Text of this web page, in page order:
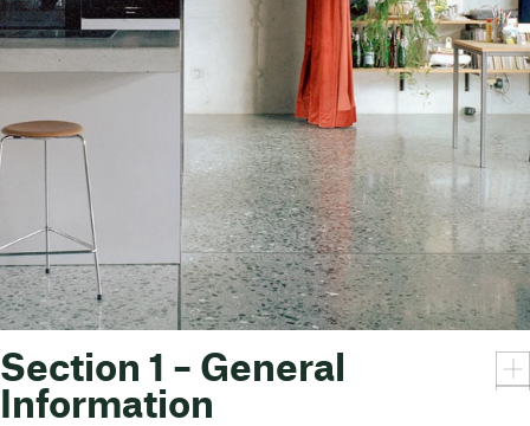
Section 1 – General
Information